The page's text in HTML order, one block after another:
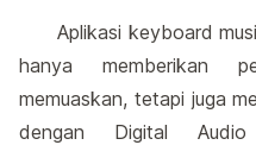
Aplikasi keyboard
hanya memberikan
memuaskan, tetapi juga
dengan Digital